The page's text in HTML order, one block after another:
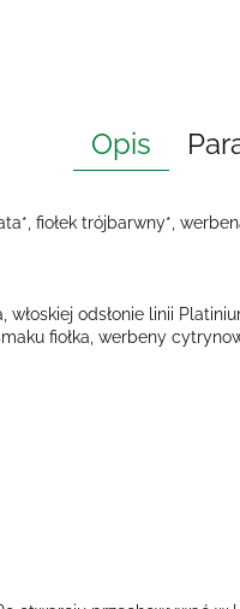
Opis
fiołek trójbarwny*,
włoskiej odsłonie linii
fiołka, werbeny